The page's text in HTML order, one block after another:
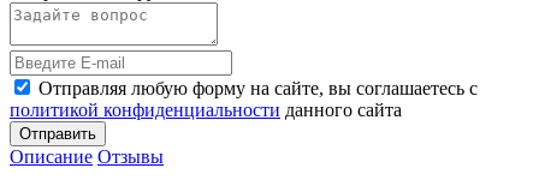
Отправляя любую форму на сайте, вы соглашаетесь с
политикой конфиденциальности данного сайта
Отправить
Описание Отзывы